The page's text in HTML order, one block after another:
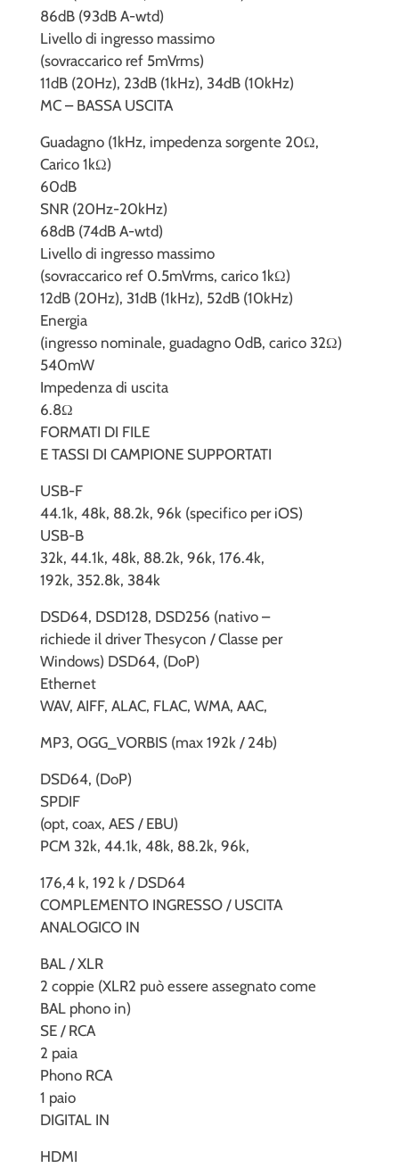
86dB (93dB A-wtd)
Livello di ingresso massimo
(sovraccarico ref 5mVrms)
11dB (20Hz), 23dB (1kHz), 34dB (10kHz)
MC – BASSA USCITA
Guadagno (1kHz, impedenza sorgente 20Ω,
Carico 1kΩ)
60dB
SNR (20Hz-20kHz)
68dB (74dB A-wtd)
Livello di ingresso massimo
(sovraccarico ref 0.5mVrms, carico 1kΩ)
12dB (20Hz), 31dB (1kHz), 52dB (10kHz)
Energia
(ingresso nominale, guadagno 0dB, carico 32Ω)
540mW
Impedenza di uscita
6.8Ω
FORMATI DI FILE
E TASSI DI CAMPIONE SUPPORTATI
USB-F
44.1k, 48k, 88.2k, 96k (specifico per iOS)
USB-B
32k, 44.1k, 48k, 88.2k, 96k, 176.4k,
192k, 352.8k, 384k
DSD64, DSD128, DSD256 (nativo –
richiede il driver Thesycon / Classe per
Windows) DSD64, (DoP)
Ethernet
WAV, AIFF, ALAC, FLAC, WMA, AAC,
MP3, OGG_VORBIS (max 192k / 24b)
DSD64, (DoP)
SPDIF
(opt, coax, AES / EBU)
PCM 32k, 44.1k, 48k, 88.2k, 96k,
176,4 k, 192 k / DSD64
COMPLEMENTO INGRESSO / USCITA
ANALOGICO IN
BAL / XLR
2 coppie (XLR2 può essere assegnato come
BAL phono in)
SE / RCA
2 paia
Phono RCA
1 paio
DIGITAL IN
HDMI